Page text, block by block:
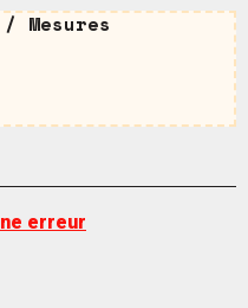
sanitaires
Mesures
erreur